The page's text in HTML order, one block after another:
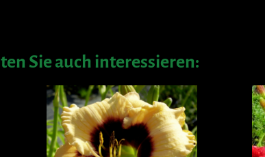
Sie auch interessieren: